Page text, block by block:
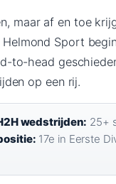
maar af en toe
Sport
to-head
op een rij.
wedstrijden: 25+
17e in Eerste